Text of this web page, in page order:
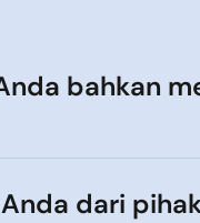
bahkan
dari